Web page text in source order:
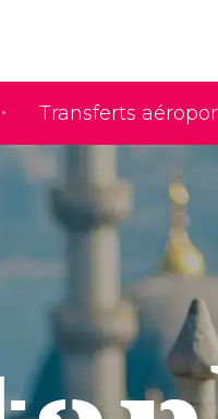
Transferts